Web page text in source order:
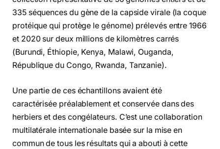
335 séquences du gène de la capside virale (la coque
protéique qui protège le génome) prélevés entre 1966
et 2020 sur deux millions de kilomètres carrés
(Burundi, Éthiopie, Kenya, Malawi, Ouganda,
République du Congo, Rwanda, Tanzanie).
Une partie de ces échantillons avaient été
caractérisée préalablement et conservée dans des
herbiers et des congélateurs. C’est une collaboration
multilatérale internationale basée sur la mise en
commun de tous les résultats qui a abouti à cette